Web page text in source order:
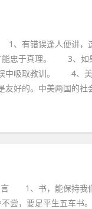
有错误逢人便讲，这
忠于真理。 3、如果
中吸取教训。 4、
好的。中美两国的社
1、书，能保持我们
尝，要足平生五车